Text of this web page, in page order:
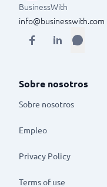
BusinessWith
info@businesswith.com
Sobre nosotros
Sobre nosotros
Empleo
Privacy Policy
Terms of use